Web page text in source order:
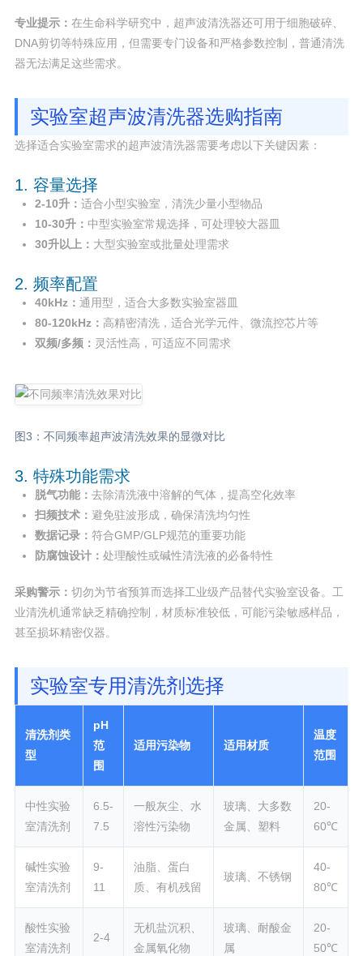
专业提示： 在生命科学研究中，超声波清洗器还可用于细胞破碎、
DNA剪切等特殊应用，但需要专门设备和严格参数控制，普通清洗
器无法满足这些需求。
实验室超声波清洗器选购指南
选择适合实验室需求的超声波清洗器需要考虑以下关键因素：
1. 容量选择
2-10升： 适合小型实验室，清洗少量小型物品
10-30升： 中型实验室常规选择，可处理较大器皿
30升以上： 大型实验室或批量处理需求
2. 频率配置
40kHz： 通用型，适合大多数实验室器皿
80-120kHz： 高精密清洗，适合光学元件、微流控芯片等
双频/多频： 灵活性高，可适应不同需求
图3：不同频率超声波清洗效果的显微对比
3. 特殊功能需求
脱气功能： 去除清洗液中溶解的气体，提高空化效率
扫频技术： 避免驻波形成，确保清洗均匀性
数据记录： 符合GMP/GLP规范的重要功能
防腐蚀设计： 处理酸性或碱性清洗液的必备特性
采购警示： 切勿为节省预算而选择工业级产品替代实验室设备。工
业清洗机通常缺乏精确控制，材质标准较低，可能污染敏感样品，
甚至损坏精密仪器。
实验室专用清洗剂选择
清洗剂类
型
pH
范
围
适用污染物 适用材质
温度
范围
中性实验
室清洗剂
6.5-
7.5
一般灰尘、水
溶性污染物
玻璃、大多数
金属、塑料
20-
60℃
碱性实验
室清洗剂
9-
11
油脂、蛋白
质、有机残留
玻璃、不锈钢
40-
80℃
酸性实验
室清洗剂
2-4
无机盐沉积、
金属氧化物
玻璃、耐酸金
属
20-
50℃